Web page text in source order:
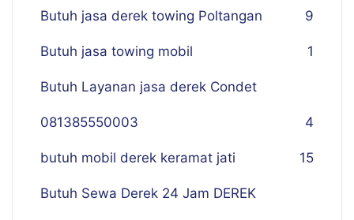
Butuh jasa derek towing Poltangan 9
Butuh jasa towing mobil 1
Butuh Layanan jasa derek Condet
081385550003 4
butuh mobil derek keramat jati 15
Butuh Sewa Derek 24 Jam DEREK